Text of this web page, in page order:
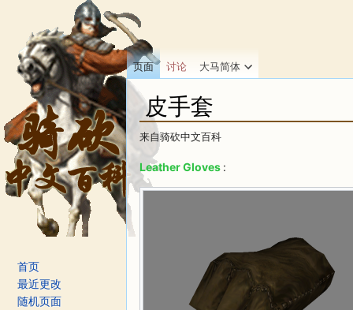
皮手套
来自骑砍中文百科
跳转至：
Leather Gloves :
页面 讨论 大马简体
首页
最近更改
随机页面